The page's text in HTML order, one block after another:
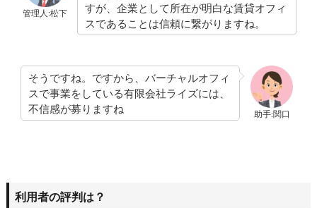
管理人:松下
すが、企業として所在が明白な賃貸オフィ
スであることは信頼に繋がりますね。
助手:関口
そうですね。ですから、バーチャルオフィ
スで事業をしている有限会社ライズには、
不信感が募りますね
利用者の評判は？